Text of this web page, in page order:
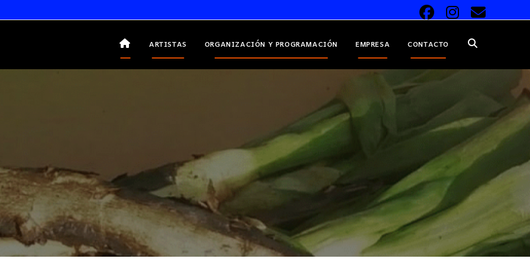
ARTISTAS ORGANIZACIÓN Y PROGRAMACIÓN EMPRESA CONTACTO ALTERNAR
DE
LA
WEB